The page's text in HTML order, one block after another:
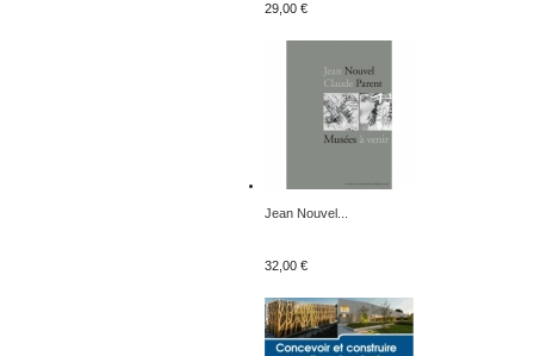
29,00 €
Jean Nouvel...
32,00 €